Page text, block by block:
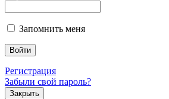
Запомнить меня
Регистрация
Забыли свой пароль?
Закрыть